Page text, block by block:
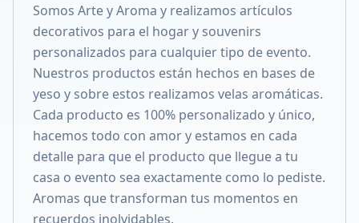
Compartir en X
Somos Arte y Aroma y realizamos artículos
decorativos para el hogar y souvenirs
personalizados para cualquier tipo de evento.
Nuestros productos están hechos en bases de
yeso y sobre estos realizamos velas aromáticas.
Cada producto es 100% personalizado y único,
hacemos todo con amor y estamos en cada
detalle para que el producto que llegue a tu
casa o evento sea exactamente como lo pediste.
Aromas que transforman tus momentos en
recuerdos inolvidables.